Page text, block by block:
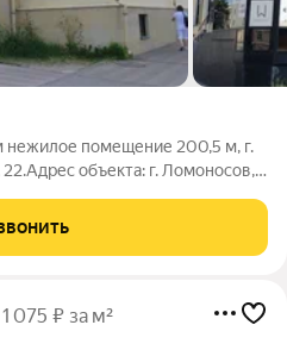
нежилое помещение 200,5 м, г.
объекта: г. Ломоносов,
й этаж (93 м) + цокольный
1 075 ₽ за м²